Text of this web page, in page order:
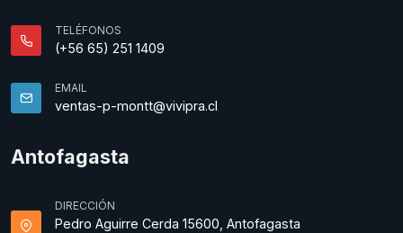
TELÉFONOS
(+56 65) 251 1409
EMAIL
ventas-p-montt@vivipra.cl
Antofagasta
DIRECCIÓN
Pedro Aguirre Cerda 15600, Antofagasta